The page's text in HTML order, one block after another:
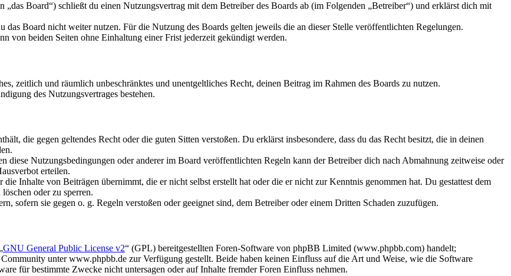
Board“) schließt du einen Nutzungsvertrag mit dem Betreiber des Boards ab (im Folgenden „Betreiber“) und erklärst dich mit
das Board nicht weiter nutzen. Für die Nutzung des Boards gelten jeweils die an dieser Stelle veröffentlichten Regelungen.
von beiden Seiten ohne Einhaltung einer Frist jederzeit gekündigt werden.
zeitlich und räumlich unbeschränktes und unentgeltliches Recht, deinen Beitrag im Rahmen des Boards zu nutzen.
des Nutzungsvertrages bestehen.
die gegen geltendes Recht oder die guten Sitten verstoßen. Du erklärst insbesondere, dass du das Recht besitzt, die in deinen
diese Nutzungsbedingungen oder anderer im Board veröffentlichten Regeln kann der Betreiber dich nach Abmahnung zeitweise oder
erteilen.
Inhalte von Beiträgen übernimmt, die er nicht selbst erstellt hat oder die er nicht zur Kenntnis genommen hat. Du gestattest dem
oder zu sperren.
sofern sie gegen o. g. Regeln verstoßen oder geeignet sind, dem Betreiber oder einem Dritten Schaden zuzufügen.
GNU General Public License v2“ (GPL) bereitgestellten Foren-Software von phpBB Limited (www.phpbb.com) handelt;
unter www.phpbb.de zur Verfügung gestellt. Beide haben keinen Einfluss auf die Art und Weise, wie die Software
für bestimmte Zwecke nicht untersagen oder auf Inhalte fremder Foren Einfluss nehmen.